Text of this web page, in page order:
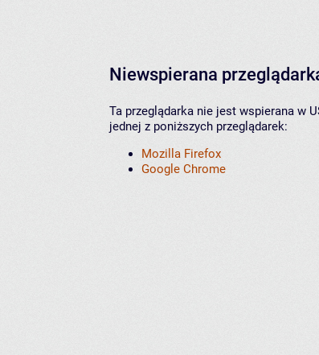
Niewspierana
Ta przeglądarka nie jest wspierana w
jednej z poniższych przeglądarek:
Mozilla Firefox
Google Chrome